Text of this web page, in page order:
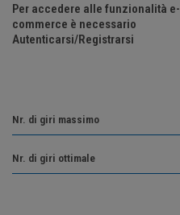
Per accedere alle funzionalità e-
commerce è necessario
Autenticarsi/Registrarsi
Nr. di giri massimo
Nr. di giri ottimale